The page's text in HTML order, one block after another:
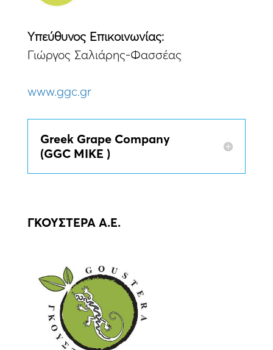
Yπεύθυνος Eπικοινωνίας:
Γιώργος Σαλιάρης-Φασσέας
www.ggc.gr
Greek Grape Company
(GGC MIKE )
ΓΚΟΥΣΤΕΡΑ Α.Ε.